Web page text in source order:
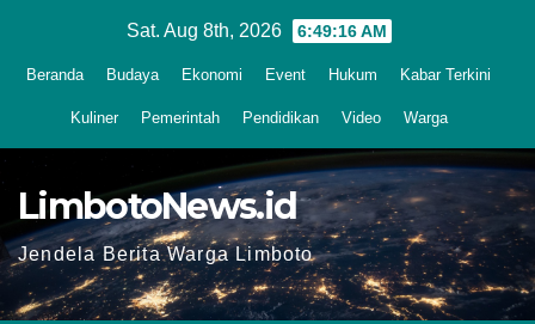
Sat. Aug 8th, 2026 6:49:17 AM
Beranda Budaya Ekonomi Event Hukum Kabar Terkini
Kuliner Pemerintah Pendidikan Video Warga
LimbotoNews.id
Jendela Berita Warga Limboto